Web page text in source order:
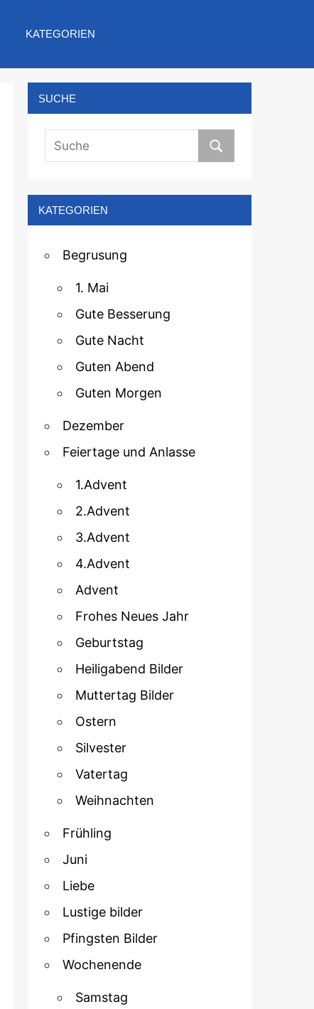
KATEGORIEN
SUCHE
KATEGORIEN
Begrusung
1. Mai
Gute Besserung
Gute Nacht
Guten Abend
Guten Morgen
Dezember
Feiertage und Anlasse
1.Advent
2.Advent
3.Advent
4.Advent
Advent
Frohes Neues Jahr
Geburtstag
Heiligabend Bilder
Muttertag Bilder
Ostern
Silvester
Vatertag
Weihnachten
Frühling
Juni
Liebe
Lustige bilder
Pfingsten Bilder
Wochenende
Samstag